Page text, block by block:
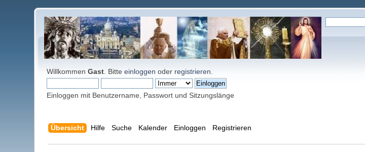
WillkommenGast . Bitteeinloggen oder registrieren
Einloggen mit Benutzername, Passwort und Sitzungslänge
Übersicht Hilfe Suche Kalender Einloggen Registrieren